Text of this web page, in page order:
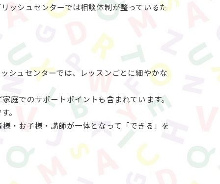
ッシュセンターでは相談体制が整っているた
シュセンターでは、レッスンごとに細やかな
庭でのサポートポイントも含まれています。
。
・お子様・講師が一体となって「できる」を